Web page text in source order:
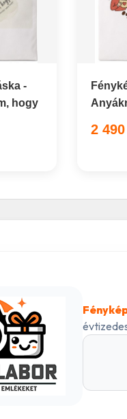
-
hogy
2